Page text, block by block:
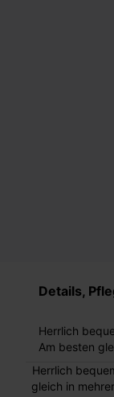
Details,
Herrlich
Am besten
besonderer
Herrlich
gleich in